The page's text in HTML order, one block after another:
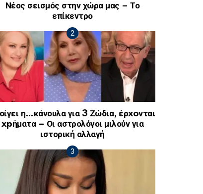
Νέος σεισμός στην χώρα μας – Το
επίκεντρο
η…κάνουλα για 3 Ζώδια, έρxoνται
xpήματα – Οι αστρολόγοι μιλούν για
ιστορική αλλαγή